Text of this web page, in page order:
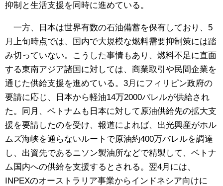
抑制と生活支援を同時に進めている。
一方、日本は世界有数の石油備蓄を保有しており、5
月上旬時点では、国内で大規模な燃料需要抑制策には踏
み切っていない。こうした事情もあり、燃料不足に直面
する東南アジア諸国に対しては、商業取引や民間企業を
通じた供給支援を進めている。3月にフィリピン政府の
要請に応じ、日本から軽油14万2000バレルが供給され
た。同月、ベトナムも日本に対して原油供給先の拡大支
援を要請したのを受け、報道によれば、出光興産がホル
ムズ海峡を通らないルートで原油約400万バレルを調達
し、出資先であるニソン製油所などで精製して、ベトナ
ム国内への供給を支援するとされる。翌4月には、
INPEXのオーストラリア事業からインドネシア向けに